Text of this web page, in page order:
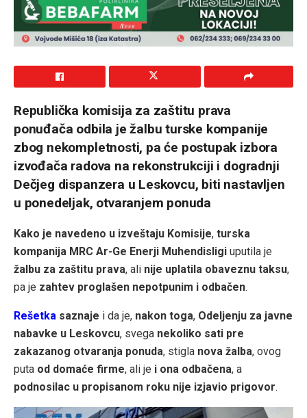
Republička komisija za zaštitu prava
ponuđača odbila je žalbu turske kompanije
zbog nekompletnosti, pa će postupak izbora
izvođača radova na rekonstrukciji i dogradnji
Dečjeg dispanzera u Leskovcu, biti nastavljen
u ponedeljak, otvaranjem ponuda
Kako je navedeno u izveštaju Komisije, turska
kompanija MRC Ar-Ge Enerji Muhendisligi uputila je
žalbu za zaštitu prava, ali nije uplatila obaveznu taksu,
pa je zahtev proglašen nepotpunim i odbačen.
Rešetka saznaje i da je, nakon toga, Odeljenju za javne
nabavke u Leskovcu, svega nekoliko sati pre
zakazanog otvaranja ponuda, stigla nova žalba, ovog
puta od domaće firme, ali je i ona odbačena, a
podnosilac u propisanom roku nije izjavio prigovor.